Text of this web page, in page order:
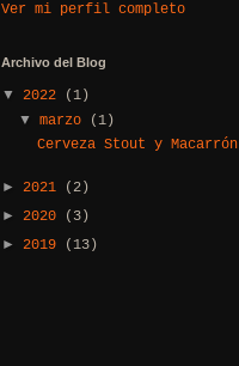
Ver mi perfil completo
Archivo del Blog
▼ 2022
(1)
▼marzo
(1)
Cerveza Stout y Macarrón
► 2021
(2)
► 2020
(3)
► 2019 (13)